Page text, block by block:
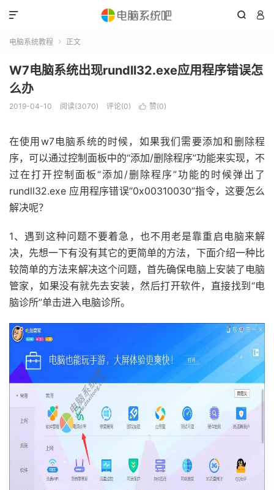
 

电脑系统教程  正文
W7电脑系统出现rundll32.exe应用程序错误怎
么办
2019-04-10 阅读(3070) 评论(0)  赞(0)
在使用w7电脑系统的时候，如果我们需要添加和删除程
序，可以通过控制面板中的“添加/删除程序”功能来实现，不
过在打开控制面板“添加/删除程序”功能的时候弹出了
rundll32.exe 应用程序错误“0x00310030”指令，这要怎么
解决呢？
1、遇到这种问题不要着急，也不用老是靠重启电脑来解
决，先想一下有没有其它的更简单的方法，下面介绍一种比
较简单的方法来解决这个问题，首先确保电脑上安装了电脑
管家，如果没有就先去安装，然后打开软件，直接找到“电
脑诊所”单击进入电脑诊所。